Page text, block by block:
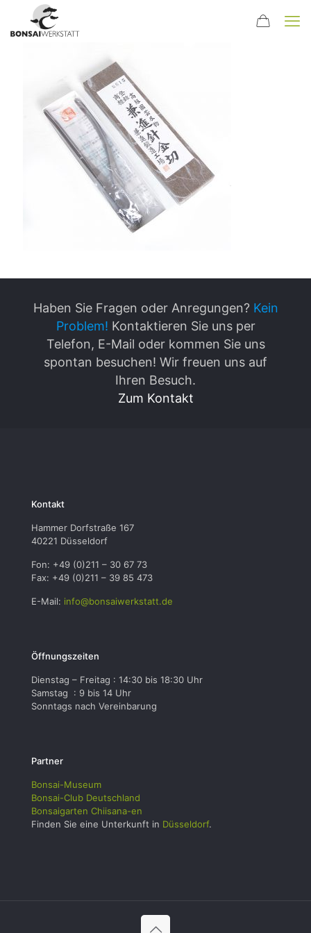
Haben Sie Fragen oder Anregungen? Kein
Problem! Kontaktieren Sie uns per
Telefon, E-Mail oder kommen Sie uns
spontan besuchen! Wir freuen uns auf
Ihren Besuch.
Zum Kontakt
Kontakt
Hammer Dorfstraße 167
40221 Düsseldorf
Fon: +49 (0)211 – 30 67 73
Fax: +49 (0)211 – 39 85 473
E-Mail: info@bonsaiwerkstatt.de
Öffnungszeiten
Dienstag – Freitag : 14:30 bis 18:30 Uhr
Samstag : 9 bis 14 Uhr
Sonntags nach Vereinbarung
Partner
Bonsai-Museum
Bonsai-Club Deutschland
Bonsaigarten Chiisana-en
Finden Sie eine Unterkunft in Düsseldorf.